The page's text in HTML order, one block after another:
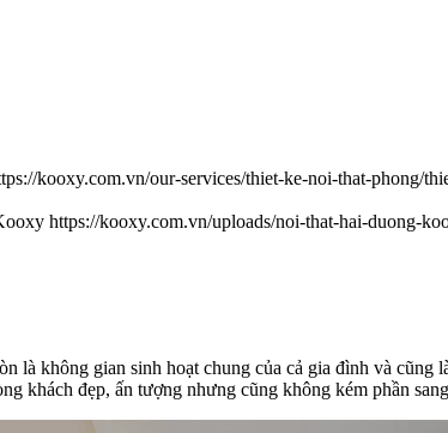
kooxy.com.vn/our-services/thiet-ke-noi-that-phong/
https://kooxy.com.vn/uploads/noi-that-hai-duong-
là không gian sinh hoạt chung của cả gia đình và
khách đẹp, ấn tượng nhưng cũng không kém phần